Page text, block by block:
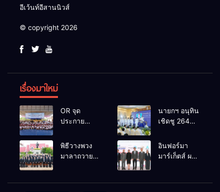
อีเว้นท์อีสานนิวส์
© copyright 2026
เรื่องมาใหม่
OR จุด
ประกาย
เยาวชน ผ่าน
นายกฯ อนุทิน
เชิดชู 264
บ้านยอดเยี่ยม
มอบแหนบ
เกียรติยศแห่ง
พิธีวางพวง
มาลาถวาย
อินฟอร์มา
มาร์เก็ตส์ ผนึก